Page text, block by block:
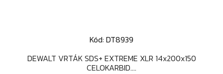
Kód: DT8939
DEWALT VRTÁK SDS+ EXTREME XLR 14x200x150
CELOKARBID....